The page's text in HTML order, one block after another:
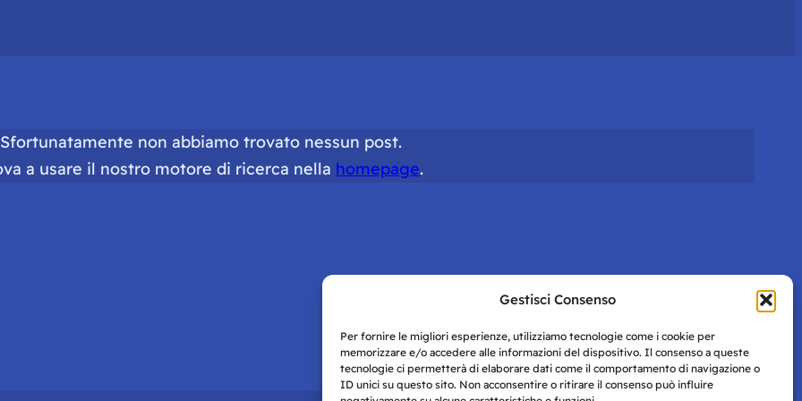
Gestisci Consenso
Per fornire le migliori esperienze, utilizziamo tecnologie come i cookie per
memorizzare e/o accedere alle informazioni del dispositivo. Il consenso a queste
tecnologie ci permetterà di elaborare dati come il comportamento di navigazione o
ID unici su questo sito. Non acconsentire o ritirare il consenso può influire
Sfortunatamente non abbiamo trovato nessun post.
a usare il nostro motore di ricerca nella homepage.